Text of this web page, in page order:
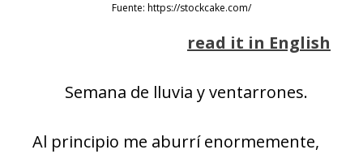
Fuente: https://stockcake.com/
read it in English
Semana de lluvia y ventarrones.
Al principio me aburrí enormemente,